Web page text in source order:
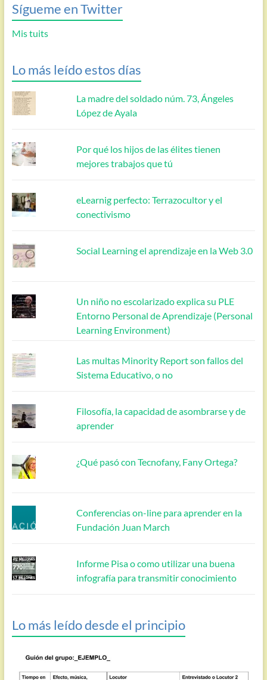
Sígueme en Twitter
Mis tuits
Lo más leído estos días
La madre del soldado núm. 73, Ángeles
López de Ayala
Por qué los hijos de las élites tienen
mejores trabajos que tú
eLearnig perfecto: Terrazocultor y el
conectivismo
Social Learning el aprendizaje en la Web 3.0
Un niño no escolarizado explica su PLE
Entorno Personal de Aprendizaje (Personal
Learning Environment)
Las multas Minority Report son fallos del
Sistema Educativo, o no
Filosofía, la capacidad de asombrarse y de
aprender
¿Qué pasó con Tecnofany, Fany Ortega?
Conferencias on-line para aprender en la
Fundación Juan March
Informe Pisa o como utilizar una buena
infografía para transmitir conocimiento
Lo más leído desde el principio